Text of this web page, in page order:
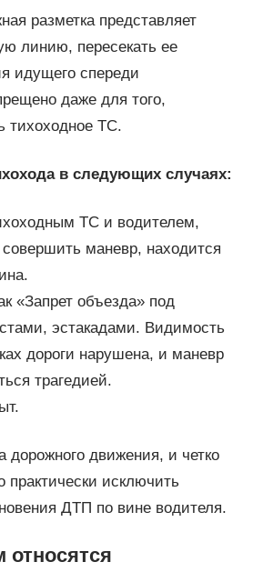
разметка представляет
линию, пересекать ее
идущего спереди
даже для того,
тихоходное ТС.
в следующих случаях:
ТС и водителем,
маневр, находится
«Запрет объезда» под
эстакадами. Видимость
дороги нарушена, и маневр
трагедией.
дорожного движения, и четко
исключить
ДТП по вине водителя.
относятся